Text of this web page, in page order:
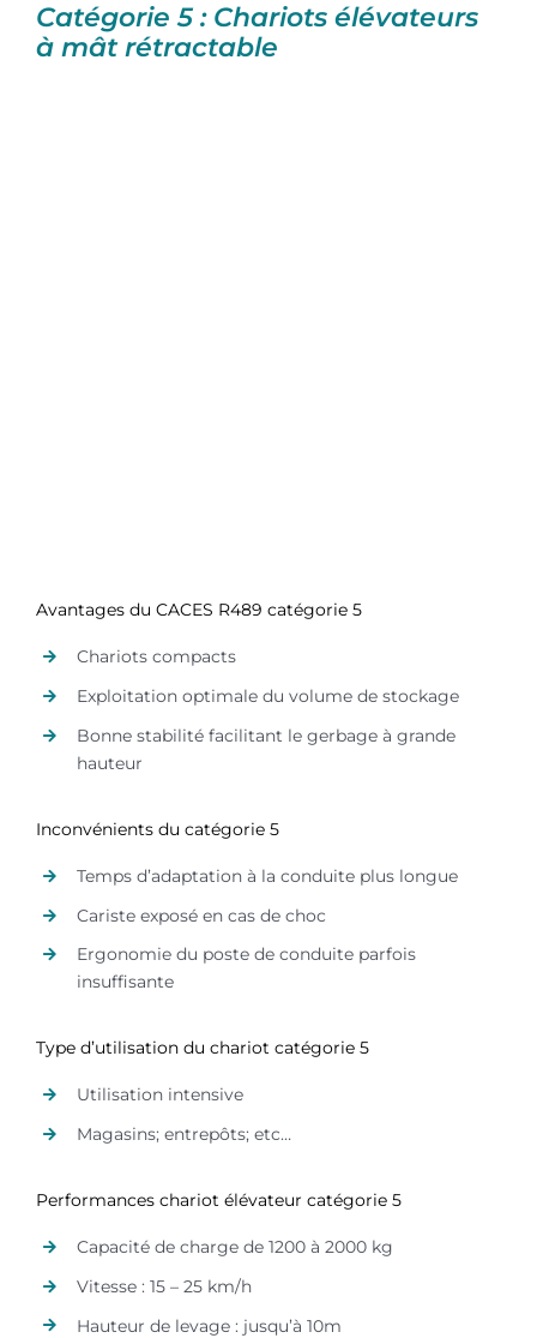
Catégorie 5 : Chariots élévateurs
à mât rétractable
Avantages du CACES R489 catégorie 5
Chariots compacts
Exploitation optimale du volume de stockage
Bonne stabilité facilitant le gerbage à grande
hauteur
Inconvénients du catégorie 5
Temps d’adaptation à la conduite plus longue
Cariste exposé en cas de choc
Ergonomie du poste de conduite parfois
insuffisante
Type d’utilisation du chariot catégorie 5
Utilisation intensive
Magasins; entrepôts; etc…
Performances chariot élévateur catégorie 5
Capacité de charge de 1200 à 2000 kg
Vitesse : 15 – 25 km/h
Hauteur de levage : jusqu’à 10m